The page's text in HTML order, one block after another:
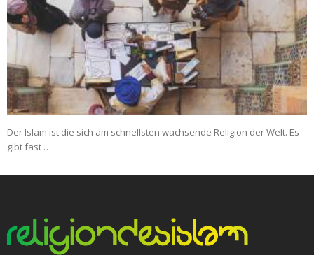
Der Islam ist die sich am schnellsten wachsende Religion der Welt. Es
gibt fast …